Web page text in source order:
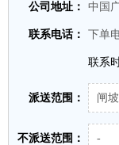
公司地址： 中国
联系电话： 下单
联系
派送范围： 闸
不派送范围： -